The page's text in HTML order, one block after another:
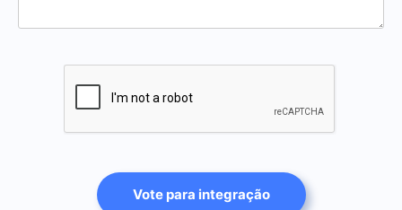
Vote para integração